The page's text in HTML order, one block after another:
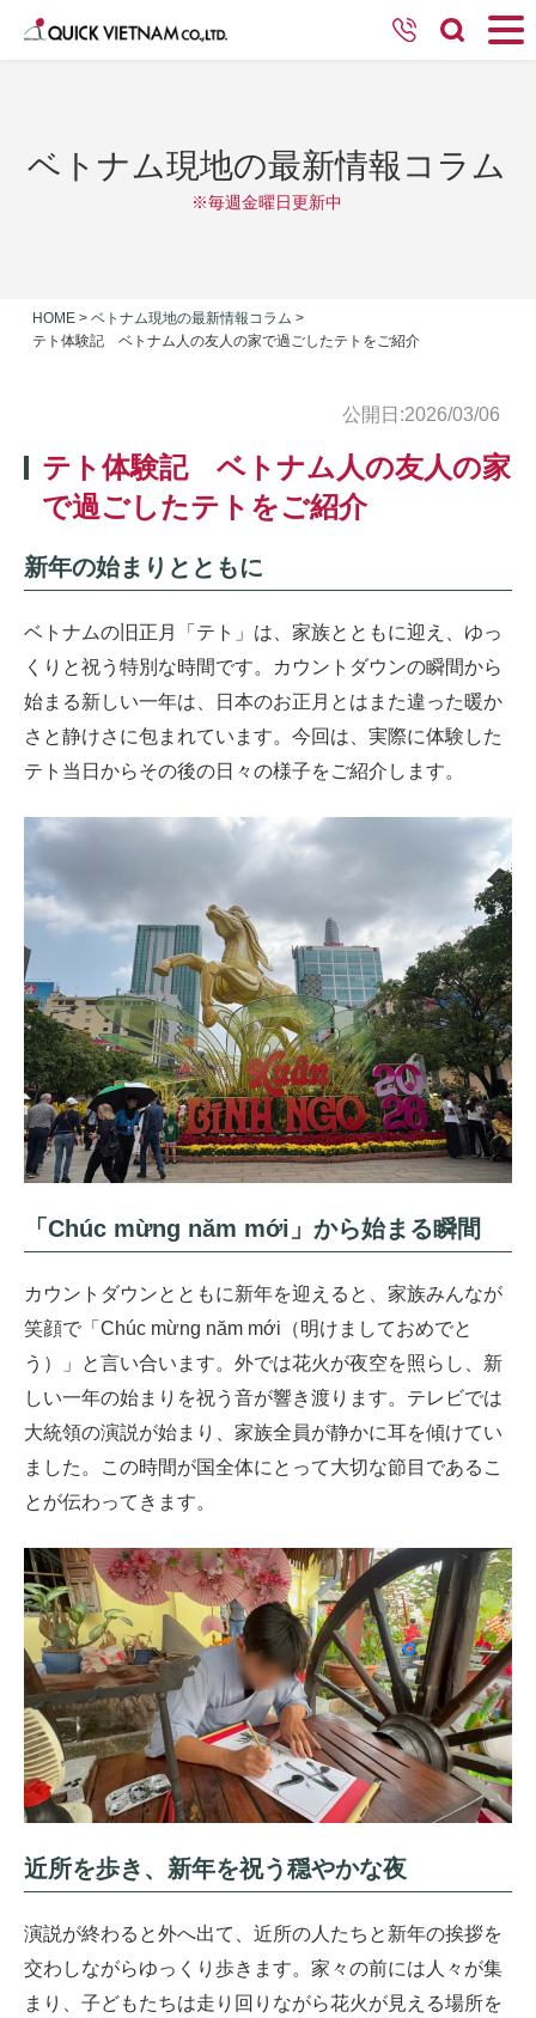
ベトナム現地の最新情報コラム
※毎週金曜日更新中
HOME > ベトナム現地の最新情報コラム >
テト体験記 ベトナム人の友人の家で過ごしたテトをご紹介
公開日:2026/03/06
テト体験記 ベトナム人の友人の家
で過ごしたテトをご紹介
新年の始まりとともに
ベトナムの旧正月「テト」は、家族とともに迎え、ゆっ
くりと祝う特別な時間です。カウントダウンの瞬間から
始まる新しい一年は、日本のお正月とはまた違った暖か
さと静けさに包まれています。今回は、実際に体験した
テト当日からその後の日々の様子をご紹介します。
「Chúc mừng năm mới」から始まる瞬間
カウントダウンとともに新年を迎えると、家族みんなが
笑顔で「Chúc mừng năm mới（明けましておめでと
う）」と言い合います。外では花火が夜空を照らし、新
しい一年の始まりを祝う音が響き渡ります。テレビでは
大統領の演説が始まり、家族全員が静かに耳を傾けてい
ました。この時間が国全体にとって大切な節目であるこ
とが伝わってきます。
近所を歩き、新年を祝う穏やかな夜
演説が終わると外へ出て、近所の人たちと新年の挨拶を
交わしながらゆっくり歩きます。家々の前には人々が集
まり、子どもたちは走り回りながら花火が見える場所を